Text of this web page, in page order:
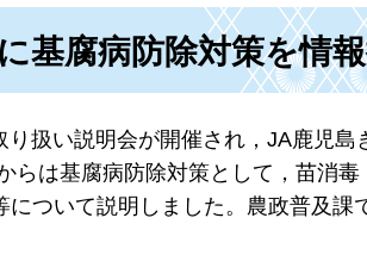
基腐病防除対策を情
扱い説明会が開催され，JA鹿児島
らは基腐病防除対策として，苗消
ついて説明しました。農政普及課